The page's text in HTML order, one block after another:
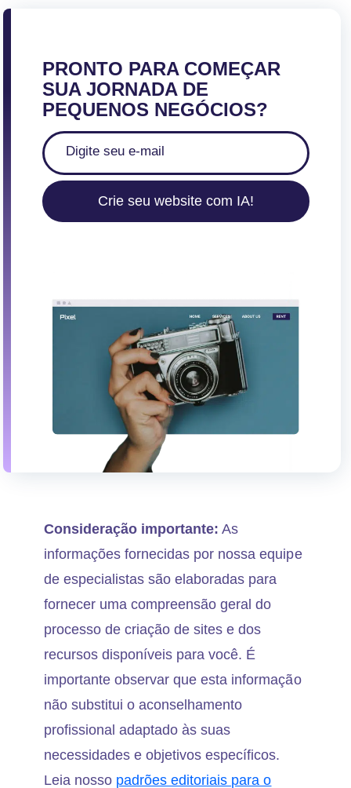
PRONTO PARA COMEÇAR
SUA JORNADA DE
PEQUENOS NEGÓCIOS?
Crie seu website com IA!
Consideração importante: As
informações fornecidas por nossa equipe
de especialistas são elaboradas para
fornecer uma compreensão geral do
processo de criação de sites e dos
recursos disponíveis para você. É
importante observar que esta informação
não substitui o aconselhamento
profissional adaptado às suas
necessidades e objetivos específicos.
Leia nosso padrões editoriais para o